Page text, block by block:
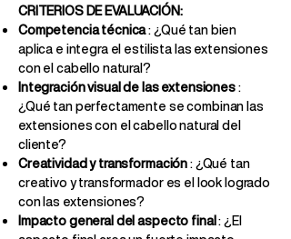
CRITERIOS DE EVALUACIÓN:
Competencia técnica: ¿Qué tan bien
aplica e integra el estilista las extensiones
con el cabello natural?
Integración visual de las extensiones:
¿Qué tan perfectamente se combinan las
extensiones con el cabello natural del
cliente?
Creatividad y transformación: ¿Qué tan
creativo y transformador es el look logrado
con las extensiones?
Impacto general del aspecto final: ¿El